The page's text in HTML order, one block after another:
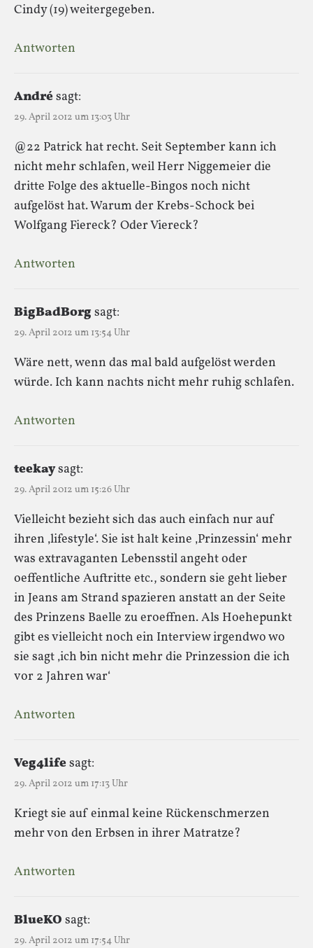
Cindy (19) weitergegeben.
Antworten
Andrésagt:
29. April 2012 um 13:03 Uhr
@22 Patrick hat recht. Seit September kann ich
nicht mehr schlafen, weil Herr Niggemeier die
dritte Folge des aktuelle-Bingos noch nicht
aufgelöst hat. Warum der Krebs-Schock bei
Wolfgang Fiereck? Oder Viereck?
Antworten
BigBadBorgsagt:
29. April 2012 um 13:54 Uhr
Wäre nett, wenn das mal bald aufgelöst werden
würde. Ich kann nachts nicht mehr ruhig schlafen.
Antworten
teekaysagt:
29. April 2012 um 15:26 Uhr
Vielleicht bezieht sich das auch einfach nur auf
ihren ‚lifestyle‘. Sie ist halt keine ‚Prinzessin‘ mehr
was extravaganten Lebensstil angeht oder
oeffentliche Auftritte etc., sondern sie geht lieber
in Jeans am Strand spazieren anstatt an der Seite
des Prinzens Baelle zu eroeffnen. Als Hoehepunkt
gibt es vielleicht noch ein Interview irgendwo wo
sie sagt ‚ich bin nicht mehr die Prinzession die ich
vor 2 Jahren war‘
Antworten
Veg4lifesagt:
29. April 2012 um 17:13 Uhr
Kriegt sie auf einmal keine Rückenschmerzen
mehr von den Erbsen in ihrer Matratze?
Antworten
BlueKO sagt:
29. April 2012 um 17:54 Uhr